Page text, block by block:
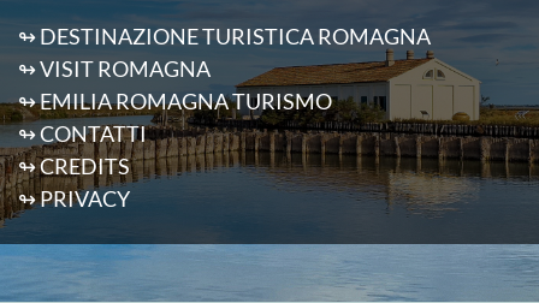
↬ DESTINAZIONE TURISTICA ROMAGNA
↬ VISIT ROMAGNA
↬ EMILIA ROMAGNA TURISMO
↬ CONTATTI
↬ CREDITS
↬ PRIVACY